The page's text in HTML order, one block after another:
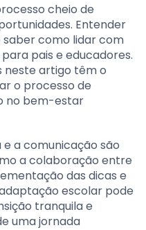
cheio de
Entender
saber como lidar com
pais e educadores.
neste artigo têm o
o processo de
no bem-estar
a comunicação são
a colaboração entre
das dicas e
escolar pode
tranquila e
uma jornada